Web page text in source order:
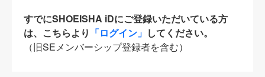
すでにSHOEISHA iDにご登録いただいている方
は、こちらより 「ログイン」 してください。
（旧SEメンバーシップ登録者を含む）